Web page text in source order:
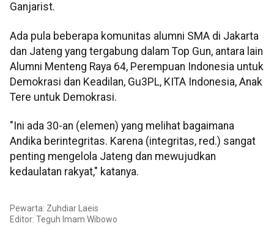
Ganjarist.
Ada pula beberapa komunitas alumni SMA di Jakarta
dan Jateng yang tergabung dalam Top Gun, antara lain
Alumni Menteng Raya 64, Perempuan Indonesia untuk
Demokrasi dan Keadilan, Gu3PL, KITA Indonesia, Anak
Tere untuk Demokrasi.
"Ini ada 30-an (elemen) yang melihat bagaimana
Andika berintegritas. Karena (integritas, red.) sangat
penting mengelola Jateng dan mewujudkan
kedaulatan rakyat," katanya.
Pewarta: Zuhdiar Laeis
Editor: Teguh Imam Wibowo